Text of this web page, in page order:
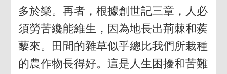
多於樂。再者，根據創世記三章，人必
須勞苦纔能維生，因為地長出荊棘和蒺
藜來。田間的雜草似乎總比我們所栽種
的農作物長得好。這是人生困擾和苦難